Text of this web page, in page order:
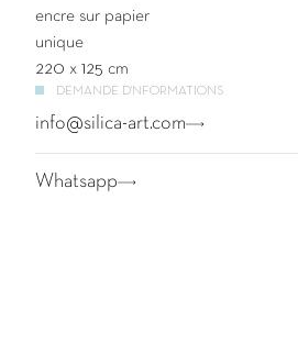
encre sur papier
unique
220 x 125 cm
DEMANDE D'NFORMATIONS
info@silica-art.com
Whatsapp